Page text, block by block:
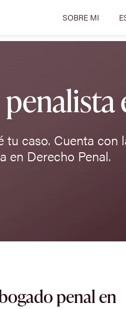
SOBRE MI
tu caso. Cuenta con
en Derecho Penal.
penal en